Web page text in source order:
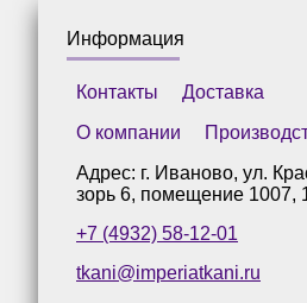
Информация
Контакты
Доставка
О компании
Адрес: г. Иваново, ул.
зорь 6, помещение 1007,
+7 (4932) 58-12-01
tkani@imperiatkani.ru